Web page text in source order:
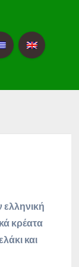
κρέατα
και